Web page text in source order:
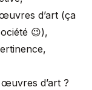
d’art (ça
😉),
d’art ?